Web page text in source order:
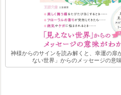
神様からのサインを読み解くと、幸運の扉
ない世界」からのメッセージの意